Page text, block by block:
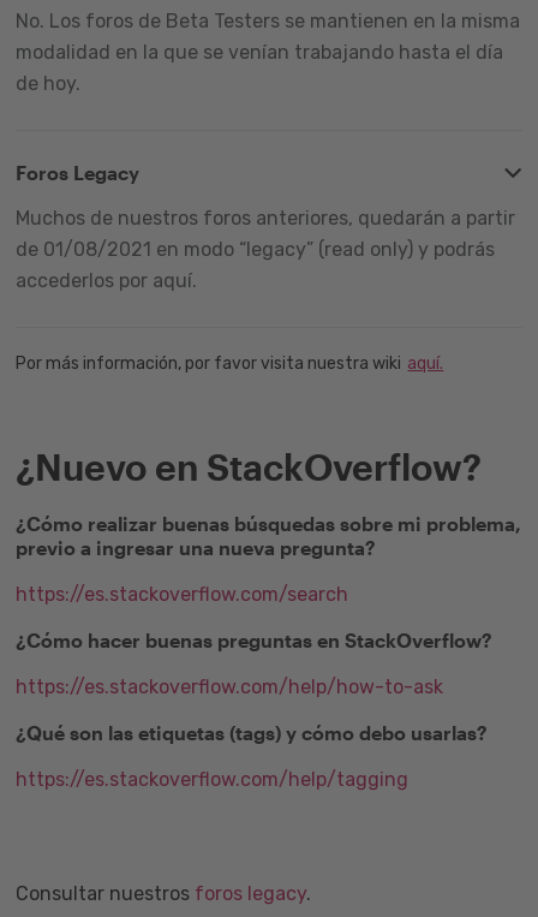
No. Los foros de Beta Testers se mantienen en la misma
modalidad en la que se venían trabajando hasta el día
de hoy.
Foros Legacy
Muchos de nuestros foros anteriores, quedarán a partir
de 01/08/2021 en modo “legacy” (read only) y podrás
accederlos por aquí.
Por más información, por favor visita nuestra wiki aquí.
¿Nuevo en StackOverflow?
¿Cómo realizar buenas búsquedas sobre mi problema,
previo a ingresar una nueva pregunta?
https://es.stackoverflow.com/search
¿Cómo hacer buenas preguntas en StackOverflow?
https://es.stackoverflow.com/help/how-to-ask
¿Qué son las etiquetas (tags) y cómo debo usarlas?
https://es.stackoverflow.com/help/tagging
Consultar nuestros foros legacy.